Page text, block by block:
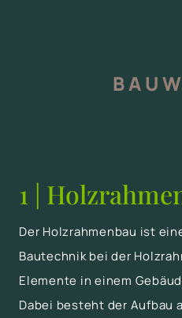
1 |
Der Holzrahmenbau ist
Bautechnik bei der
Elemente in einem
Dabei besteht der Aufbau